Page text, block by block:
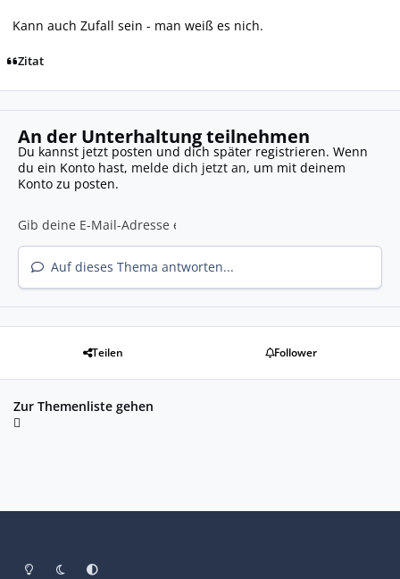
Kann auch Zufall sein - man weiß es nich.
Zitat
An der Unterhaltung teilnehmen
Du kannst jetzt posten und dich später registrieren. Wenn
du ein Konto hast, melde dich jetzt an, um mit deinem
Konto zu posten.
Auf dieses Thema antworten...
Teilen Follower
Zur Themenliste gehen
Heller ModusDunkler Modus
Systemeinstellung